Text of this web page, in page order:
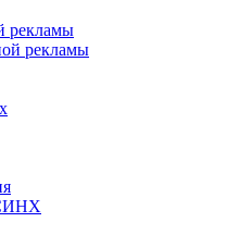
рекламы
рекламы